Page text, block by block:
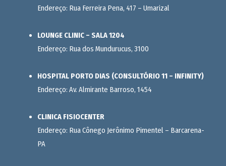
Endereço: Rua Ferreira Pena, 417 – Umarizal
LOUNGE CLINIC – SALA 1204
Endereço: Rua dos Mundurucus, 3100
HOSPITAL PORTO DIAS (CONSULTÓRIO 11 – INFINITY)
Endereço: Av. Almirante Barroso, 1454
CLINICA FISIOCENTER
Endereço: Rua Cônego Jerônimo Pimentel – Barcarena-
PA